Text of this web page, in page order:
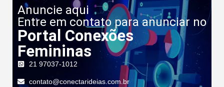
Anuncie aqui
Entre em contato para anunciar no
Portal Conexões
Femininas
21 97037-1012
contato@conectarideias.com.br